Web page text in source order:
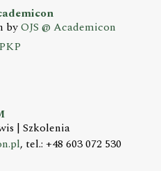
byOJS @ Academicon
| Szkolenia
, tel.: +48 603 072 530